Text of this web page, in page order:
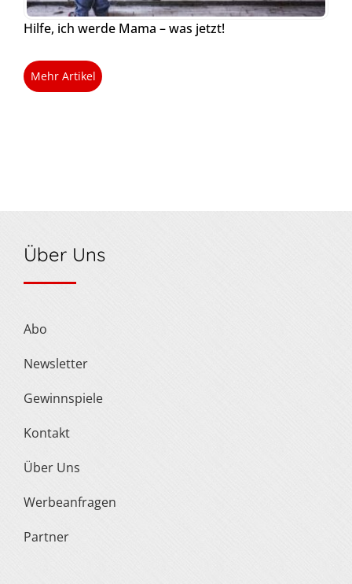
Hilfe, ich werde Mama – was jetzt!
Mehr Artikel
Über Uns
Abo
Newsletter
Gewinnspiele
Kontakt
Über Uns
Werbeanfragen
Partner